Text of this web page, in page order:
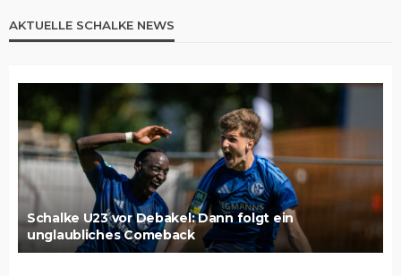
AKTUELLE SCHALKE NEWS
Schalke U23 vor Debakel: Dann folgt ein
unglaubliches Comeback